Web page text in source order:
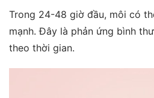
Trong 24-48 giờ đầu, môi có
mạnh. Đây là phản ứng bình
theo thời gian.